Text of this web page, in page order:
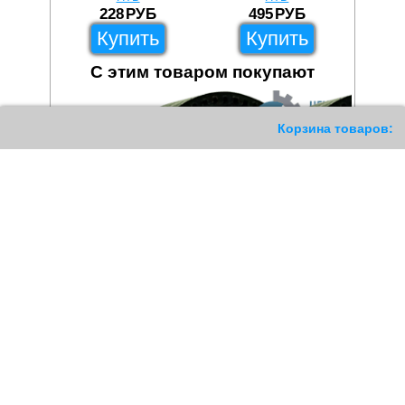
Корзина товаров:
228РУБ
Купить
495РУБ
Купить
С этим товаром покупают
1456